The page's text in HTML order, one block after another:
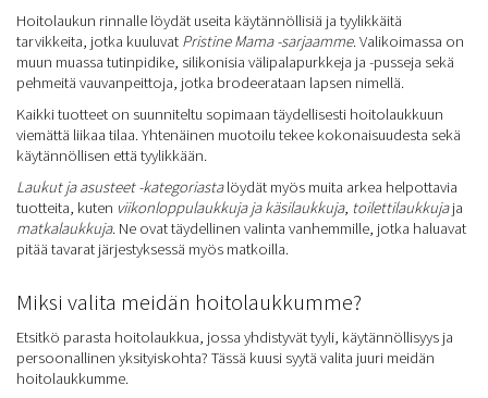
Hoitolaukun rinnalle löydät useita käytännöllisiä ja tyylikkäitä
tarvikkeita, jotka kuuluvat Pristine Mama -sarjaamme. Valikoimassa on
muun muassa tutinpidike, silikonisia välipalapurkkeja ja -pusseja sekä
pehmeitä vauvanpeittoja, jotka brodeerataan lapsen nimellä.
Kaikki tuotteet on suunniteltu sopimaan täydellisesti hoitolaukkuun
viemättä liikaa tilaa. Yhtenäinen muotoilu tekee kokonaisuudesta sekä
käytännöllisen että tyylikkään.
Laukut ja asusteet -kategoriastalöydät myös muita arkea helpottavia
tuotteita, kuten viikonloppulaukkuja ja käsilaukkuja, toilettilaukkujaja
matkalaukkuja. Ne ovat täydellinen valinta vanhemmille, jotka haluavat
pitää tavarat järjestyksessä myös matkoilla.
Miksi valita meidän hoitolaukkumme?
Etsitkö parasta hoitolaukkua, jossa yhdistyvät tyyli, käytännöllisyys ja
persoonallinen yksityiskohta? Tässä kuusi syytä valita juuri meidän
hoitolaukkumme.